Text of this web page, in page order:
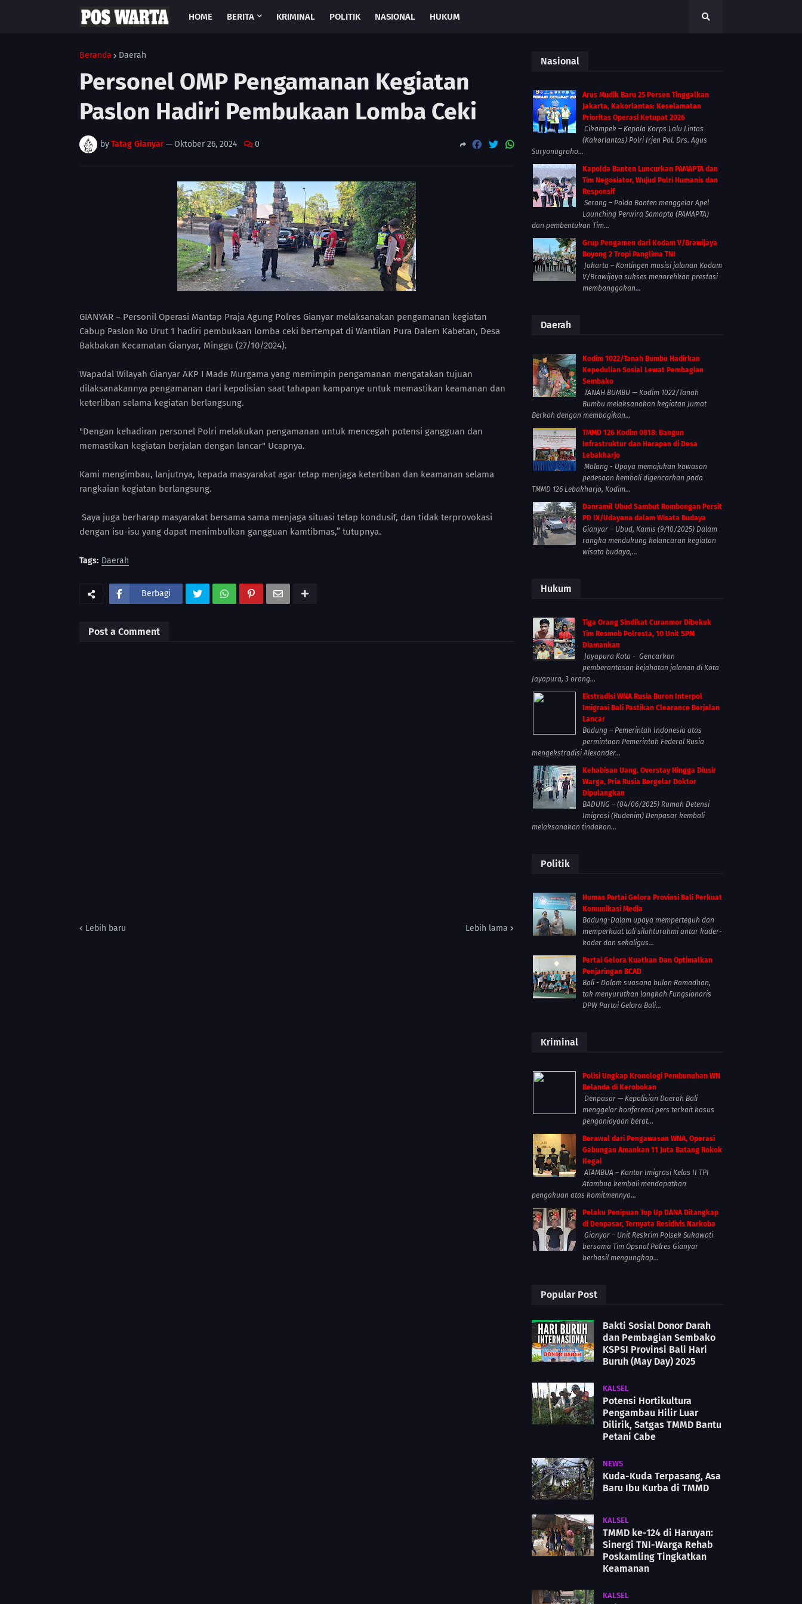
HOME BERITA KRIMINAL POLITIK NASIONAL HUKUM
Beranda Daerah
Personel OMP Pengamanan Kegiatan
Paslon Hadiri Pembukaan Lomba Ceki
byTatag Gianyar—Oktober 26, 2024 0
GIANYAR – Personil Operasi Mantap Praja Agung Polres Gianyar melaksanakan pengamanan kegiatan
Cabup Paslon No Urut 1 hadiri pembukaan lomba ceki bertempat di Wantilan Pura Dalem Kabetan, Desa
Bakbakan Kecamatan Gianyar, Minggu (27/10/2024).
Wapadal Wilayah Gianyar AKP I Made Murgama yang memimpin pengamanan mengatakan tujuan
dilaksanakannya pengamanan dari kepolisian saat tahapan kampanye untuk memastikan keamanan dan
keterliban selama kegiatan berlangsung.
"Dengan kehadiran personel Polri melakukan pengamanan untuk mencegah potensi gangguan dan
memastikan kegiatan berjalan dengan lancar" Ucapnya.
Kami mengimbau, lanjutnya, kepada masyarakat agar tetap menjaga ketertiban dan keamanan selama
rangkaian kegiatan berlangsung.
Saya juga berharap masyarakat bersama sama menjaga situasi tetap kondusif, dan tidak terprovokasi
dengan isu-isu yang dapat menimbulkan gangguan kamtibmas,” tutupnya.
Tags: Daerah
Berbagi
Post a Comment
Lebih baru Lebih lama
Nasional
Arus Mudik Baru 25 Persen Tinggalkan
Jakarta, Kakorlantas: Keselamatan
Prioritas Operasi Ketupat 2026
Cikampek – Kepala Korps Lalu Lintas
(Kakorlantas) Polri Irjen Pol. Drs. Agus
Suryonugroho...
Kapolda Banten Luncurkan PAMAPTA dan
Tim Negosiator, Wujud Polri Humanis dan
Responsif
Serang – Polda Banten menggelar Apel
Launching Perwira Samapta (PAMAPTA)
dan pembentukan Tim...
Grup Pengamen dari Kodam V/Brawijaya
Boyong 2 Tropi Panglima TNI
Jakarta – Kontingen musisi jalanan Kodam
V/Brawijaya sukses menorehkan prestasi
membanggakan...
Daerah
Kodim 1022/Tanah Bumbu Hadirkan
Kepedulian Sosial Lewat Pembagian
Sembako
TANAH BUMBU — Kodim 1022/Tanah
Bumbu melaksanakan kegiatan Jumat
Berkah dengan membagikan...
TMMD 126 Kodim 0818: Bangun
Infrastruktur dan Harapan di Desa
Lebakharjo
Malang - Upaya memajukan kawasan
pedesaan kembali digencarkan pada
TMMD 126 Lebakharjo, Kodim...
Danramil Ubud Sambut Rombongan Persit
PD IX/Udayana dalam Wisata Budaya
Gianyar – Ubud, Kamis (9/10/2025) Dalam
rangka mendukung kelancaran kegiatan
wisata budaya,...
Hukum
Tiga Orang Sindikat Curanmor Dibekuk
Tim Resmob Polresta, 10 Unit SPM
Diamankan
Jayapura Kota - Gencarkan
pemberantasan kejahatan jalanan di Kota
Jayapura, 3 orang...
Ekstradisi WNA Rusia Buron Interpol
Imigrasi Bali Pastikan Clearance Berjalan
Lancar
Badung – Pemerintah Indonesia atas
permintaan Pemerintah Federal Rusia
mengekstradisi Alexander...
Kehabisan Uang. Overstay Hingga Diusir
Warga, Pria Rusia Bergelar Doktor
Dipulangkan
BADUNG – (04/06/2025) Rumah Detensi
Imigrasi (Rudenim) Denpasar kembali
melaksanakan tindakan...
Politik
Humas Partai Gelora Provinsi Bali Perkuat
Komunikasi Media
Badung-Dalam upaya memperteguh dan
memperkuat tali silahturahmi antar kader-
kader dan sekaligus...
Partai Gelora Kuatkan Dan Optimalkan
Penjaringan BCAD
Bali - Dalam suasana bulan Ramadhan,
tak menyurutkan langkah Fungsionaris
DPW Partai Gelora Bali...
Kriminal
Polisi Ungkap Kronologi Pembunuhan WN
Belanda di Kerobokan
Denpasar — Kepolisian Daerah Bali
menggelar konferensi pers terkait kasus
penganiayaan berat...
Berawal dari Pengawasan WNA, Operasi
Gabungan Amankan 11 Juta Batang Rokok
Ilegal
ATAMBUA – Kantor Imigrasi Kelas II TPI
Atambua kembali mendapatkan
pengakuan atas komitmennya...
Pelaku Penipuan Top Up DANA Ditangkap
di Denpasar, Ternyata Residivis Narkoba
Gianyar – Unit Reskrim Polsek Sukawati
bersama Tim Opsnal Polres Gianyar
berhasil mengungkap...
Popular Post
Bakti Sosial Donor Darah
dan Pembagian Sembako
KSPSI Provinsi Bali Hari
Buruh (May Day) 2025
KALSEL
Potensi Hortikultura
Pengambau Hilir Luar
Dilirik, Satgas TMMD Bantu
Petani Cabe
NEWS
Kuda-Kuda Terpasang, Asa
Baru Ibu Kurba di TMMD
KALSEL
TMMD ke-124 di Haruyan:
Sinergi TNI-Warga Rehab
Poskamling Tingkatkan
Keamanan
KALSEL